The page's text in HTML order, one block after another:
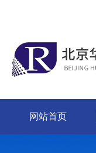
网站首页